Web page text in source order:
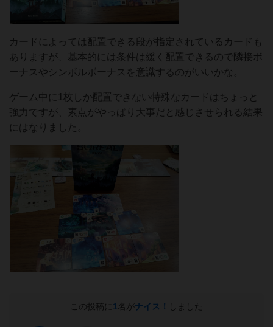
カードによっては配置できる段が指定されているカードも
ありますが、基本的には条件は緩く配置できるので隣接ボ
ーナスやシンボルボーナスを意識するのがいいかな。
ゲーム中に1枚しか配置できない特殊なカードはちょっと
強力ですが、素点がやっぱり大事だと感じさせられる結果
にはなりました。
この投稿に 1名がナイス！ しました